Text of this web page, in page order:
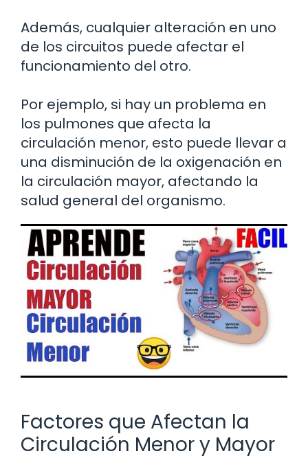
Además, cualquier alteración en uno
de los circuitos puede afectar el
funcionamiento del otro.
Por ejemplo, si hay un problema en
los pulmones que afecta la
circulación menor, esto puede llevar a
una disminución de la oxigenación en
la circulación mayor, afectando la
salud general del organismo.
Factores que Afectan la
Circulación Menor y Mayor